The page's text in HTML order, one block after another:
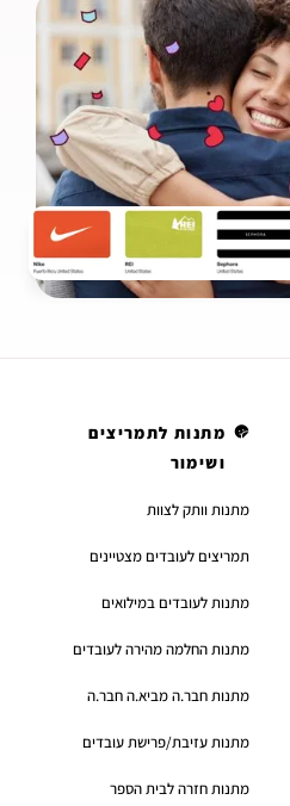
מתנות לתמריצים
ושימור
מתנות וותק לצוות
תמריצים לעובדים מצטיינים
מתנות לעובדים במילואים
מתנות החלמה מהירה לעובדים
מתנות חבר.ה מביא.ה חבר.ה
מתנות עזיבת/פרישת עובדים
מתנות חזרה לבית הספר